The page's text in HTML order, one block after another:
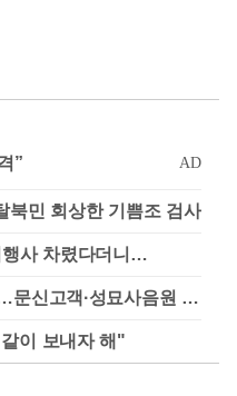
민 회상한 기쁨조 검사
행사 차렸다더니…
'가성비 워터밤' 한강수영장…문신고객·성묘사음원 민원
이 보내자 해"